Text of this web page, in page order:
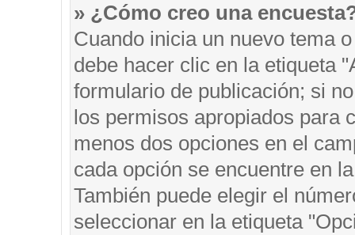
» ¿Cómo creo una
Cuando inicia un nuevo tema
debe hacer clic en la etiqueta
formulario de publicación; si
los permisos apropiados para
menos dos opciones en el
cada opción se encuentre en
También puede elegir el
seleccionar en la etiqueta